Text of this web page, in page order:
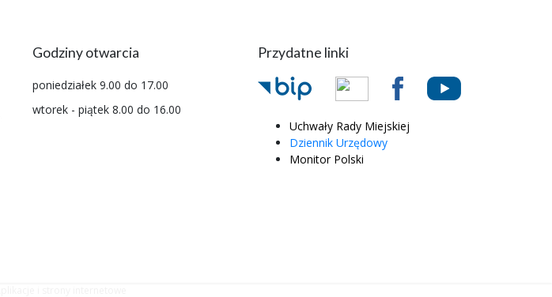
Godziny otwarcia
poniedziałek 9.00 do 17.00
wtorek - piątek 8.00 do 16.00
Przydatne linki
Uchwały Rady Miejskiej
Dziennik Urzędowy
Monitor Polski